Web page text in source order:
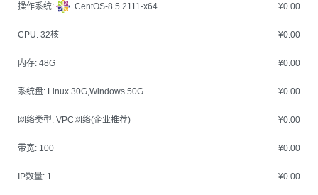
操作系统: CentOS-8.5.2111-x64 ¥0.00
CPU: 32核 ¥0.00
内存: 48G ¥0.00
系统盘: Linux 30G,Windows 50G ¥0.00
网络类型: VPC网络(企业推荐) ¥0.00
带宽: 100 ¥0.00
IP数量: 1 ¥0.00